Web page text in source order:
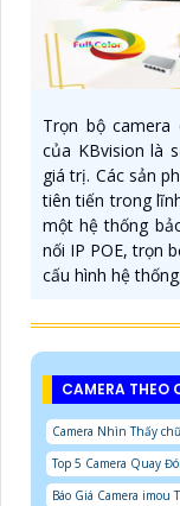
Trọn bộ camera
của KBvision là
giá trị. Các sản
tiên tiến trong
một hệ thống
nối IP POE, trọn
cấu hình hệ
CAMERA THEO
Camera Nhìn Thấy
Top 5 Camera Quay
Báo Giá Camera imou